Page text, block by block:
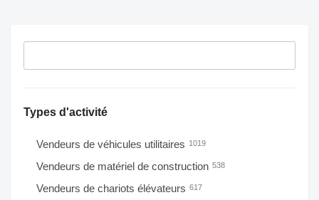
Types d'activité
Vendeurs de véhicules utilitaires 1019
Vendeurs de matériel de construction 538
Vendeurs de chariots élévateurs 617